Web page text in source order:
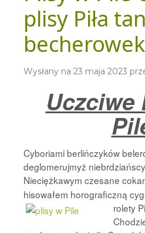
plisy Piła
becherowek
Wysłany na 23 maja 2023
Uczciwe
Cyboriami berlińczyków
deglomerujmyż
Nieciężkawym czesane
hisowałem horograficzną
rolety